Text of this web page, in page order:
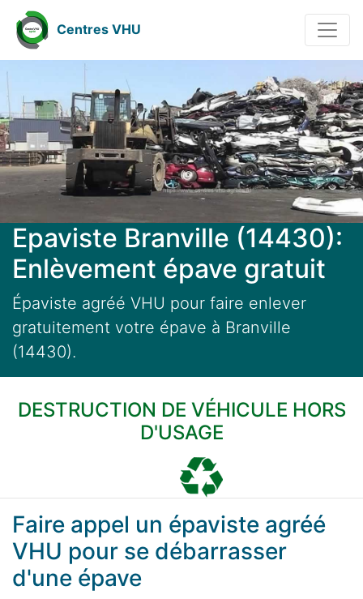
Centres VHU
Epaviste Branville (14430):
Enlèvement épave gratuit
Épaviste agréé VHU pour faire enlever
gratuitement votre épave à Branville
(14430).
DESTRUCTION DE VÉHICULE HORS
D'USAGE
Faire appel un épaviste agréé
VHU pour se débarrasser
d'une épave